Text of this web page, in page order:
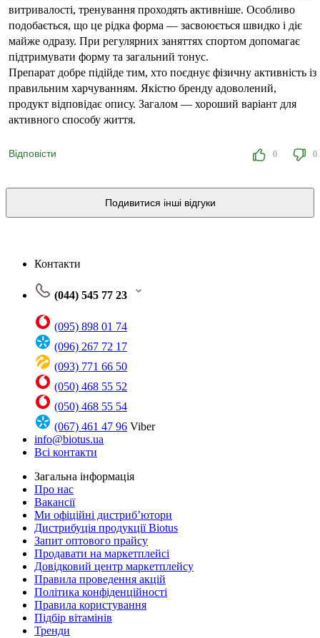
витривалості, тренування проходять активніше. Особливо
подобається, що це рідка форма — засвоюється швидко і діє
майже одразу. При регулярних заняттях спортом допомагає
підтримувати форму та загальний тонус.
Препарат добре підійде тим, хто поєднує фізичну активність із
правильним харчуванням. Якістю бренду адоволений,
продукт відповідає опису. Загалом — хороший варіант для
активного способу життя.
Відповісти 0 0
Подивитися інші відгуки
Контакти
(044) 545 77 23
(095) 898 01 74
(096) 267 72 17
(093) 771 66 50
(050) 468 55 52
(050) 468 55 54
(067) 461 47 96 Viber
info@biotus.ua
Всі контакти
Загальна інформація
Про нас
Вакансії
Ми офіційні дистриб’ютори
Дистрибуція продукції Biotus
Запит оптового прайсу
Продавати на маркетплейсі
Довідковий центр маркетплейсу
Правила проведення акцій
Політика конфіденційності
Правила користування
Підбір вітамінів
Тренди